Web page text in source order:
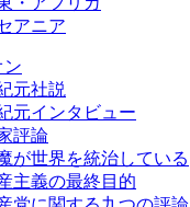
アニア
ン
元社説
元インタビュー
評論
が世界を統治している
主義の最終目的